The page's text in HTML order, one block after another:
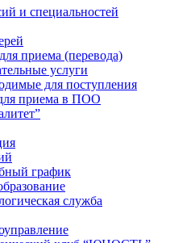
и специальностей
приема (перевода)
услуги
для поступления
приема в ПОО
график
служба